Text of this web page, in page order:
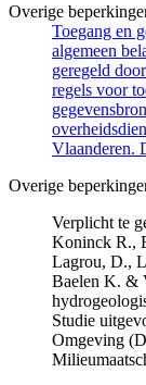
Overige
Toegang en
algemeen
geregeld
regels voor
Vlaanderen.
Overige
Verplicht te
Koninck R.,
Lagrou, D.,
Baelen K. &
Studie
Omgeving